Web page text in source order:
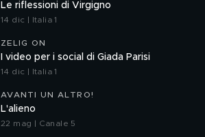
Le riflessioni di Virgigno
14 dic | Italia 1
ZELIG ON
I video per i social di Giada Parisi
14 dic | Italia 1
AVANTI UN ALTRO!
L'alieno
22 mag | Canale 5